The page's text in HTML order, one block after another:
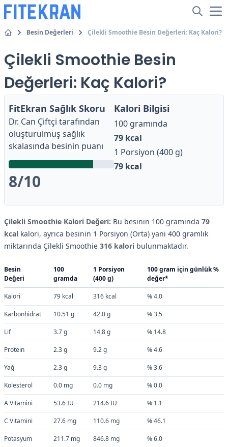
Besin Değerleri Çilekli Smoothie Besin Değerleri: Kaç Kalori?
Çilekli Smoothie Besin
Değerleri: Kaç Kalori?
FitEkran Sağlık Skoru
Dr. Can Çiftçi tarafından
oluşturulmuş sağlık
skalasında besinin puanı
8/10
Kalori Bilgisi
100 gramında
79 kcal
1 Porsiyon (400 g)
79 kcal
Çilekli Smoothie Kalori Değeri: Bu besinin 100 gramında 79
kcal kalori, ayrıca besinin 1 Porsiyon (Orta) yani 400 gramlık
miktarında Çilekli Smoothie 316 kalori bulunmaktadır.
Besin
Değeri
100
gramda
1 Porsiyon
(400 g)
100 gram için günlük %
değer*
Kalori 79 kcal 316 kcal % 4.0
Karbonhidrat 10.51 g 42.0 g % 3.5
Lif 3.7 g 14.8 g % 14.8
Protein 2.3 g 9.2 g % 4.6
Yağ 2.3 g 9.3 g % 3.6
Kolesterol 0.0 mg 0.0 mg % 0.0
A Vitamini 53.6 IU 214.6 IU % 1.1
C Vitamini 27.6 mg 110.6 mg % 46.1
Potasyum 211.7 mg 846.8 mg % 6.0